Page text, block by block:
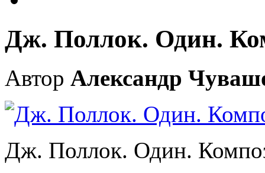
Дж. Поллок. Один.
Автор Александр
Дж. Поллок. Один.